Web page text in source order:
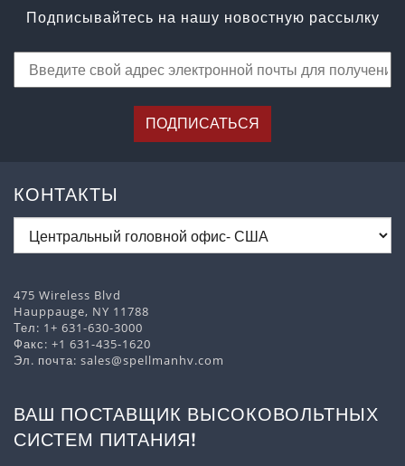
Подписывайтесь на нашу новостную рассылку
ПОДПИСАТЬСЯ
КОНТАКТЫ
475 Wireless Blvd
Hauppauge, NY 11788
Тел: 1+ 631-630-3000
Факс: +1 631-435-1620
Эл. почта: sales@spellmanhv.com
ВАШ ПОСТАВЩИК ВЫСОКОВОЛЬТНЫХ
СИСТЕМ ПИТАНИЯ!